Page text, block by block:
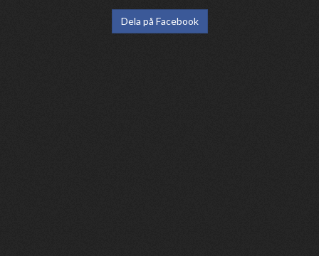
Dela på Facebook